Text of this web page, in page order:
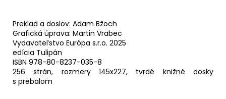
Preklad a doslov: Adam Bžoch
Grafická úprava: Martin Vrabec
Vydavateľstvo Európa s.r.o. 2025
edícia Tulipán
ISBN 978-80-8237-035-8
256 strán, rozmery 145x227, tvrdé knižné dosky
s prebalom